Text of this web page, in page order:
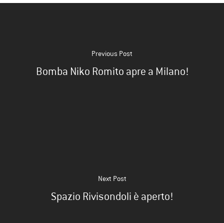
Previous Post
Bomba Niko Romito apre a Milano!
Next Post
Spazio Rivisondoli è aperto!